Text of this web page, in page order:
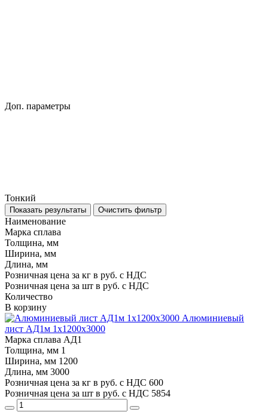
Доп. параметры
Тонкий
Показать результаты Очистить фильтр
Наименование
Марка сплава
Толщина, мм
Ширина, мм
Длина, мм
Розничная цена за кг в руб. с НДС
Розничная цена за шт в руб. с НДС
Количество
В корзину
Алюминиевый
лист АД1м 1х1200х3000
Марка сплава АД1
Толщина, мм 1
Ширина, мм 1200
Длина, мм 3000
Розничная цена за кг в руб. с НДС 600
Розничная цена за шт в руб. с НДС 5854